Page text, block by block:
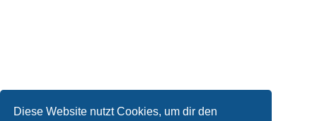
Diese Website nutzt Cookies, um dir den